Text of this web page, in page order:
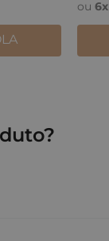
ou 6x